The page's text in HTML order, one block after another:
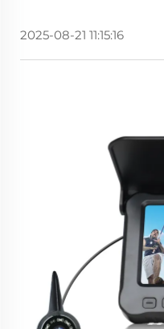
2025-08-21 11:15:16